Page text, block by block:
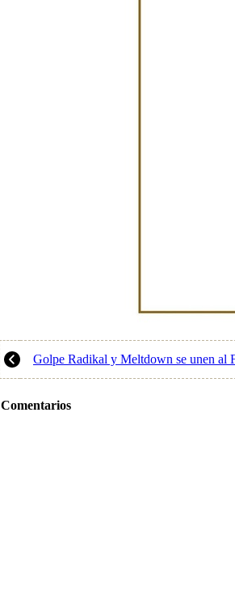
Golpe Radikal y Meltdown se unen al
Comentarios